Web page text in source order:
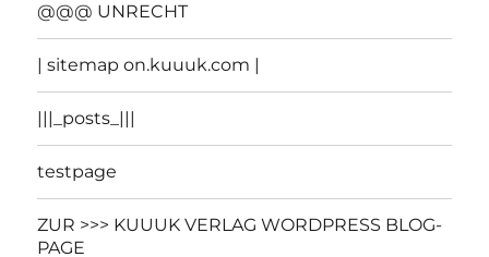
@@@ UNRECHT
| sitemap on.kuuuk.com |
|||_posts_|||
testpage
ZUR >>> KUUUK VERLAG WORDPRESS BLOG-
PAGE